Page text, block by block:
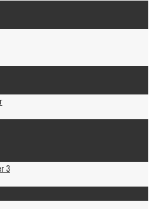
3